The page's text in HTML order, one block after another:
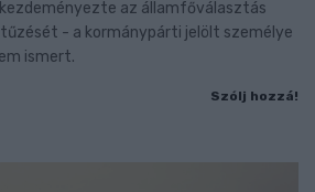
az államfőválasztás
- a kormánypárti jelölt személye
ismert.
Szólj hozzá!